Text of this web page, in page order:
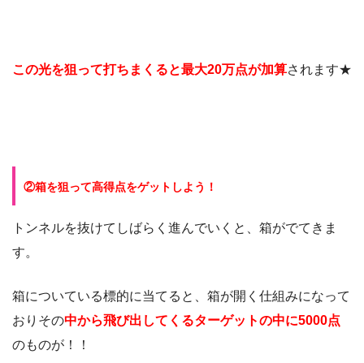
この光を狙って打ちまくると最大20万点が加算されます★
②箱を狙って高得点をゲットしよう！
トンネルを抜けてしばらく進んでいくと、箱がでてきま
す。
箱についている標的に当てると、箱が開く仕組みになって
おりその中から飛び出してくるターゲットの中に5000点
のものが！！